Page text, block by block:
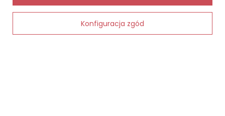
Dodaj do koszyka
Konfiguracja zgód